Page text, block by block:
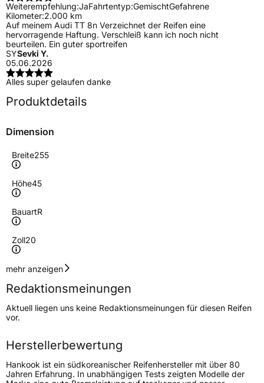
Weiterempfehlung:JaFahrtentyp:GemischtGefahrene
Kilometer:2.000 km
Auf meinem Audi TT 8n Verzeichnet der Reifen eine
hervorragende Haftung. Verschleiß kann ich noch nicht
beurteilen. Ein guter sportreifen
SYSevki Y.
05.06.2026
Alles super gelaufen danke
Produktdetails
Dimension
Breite255
Höhe45
BauartR
Zoll20
Geschwindigkeitsindex
Höchstgeschwindigkeit
190 km/h
Lastindex101
Höchstlast825 kg
Generelle Merkmale
mehr anzeigen
Redaktionsmeinungen
Aktuell liegen uns keine Redaktionsmeinungen für diesen Reifen
vor.
Herstellerbewertung
Hankook ist ein südkoreanischer Reifenhersteller mit über 80
Jahren Erfahrung. In unabhängigen Tests zeigten Modelle der